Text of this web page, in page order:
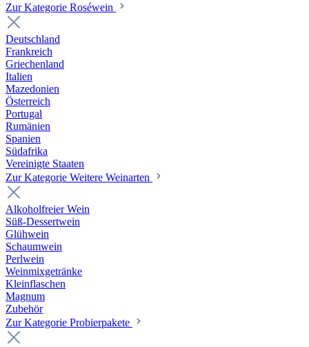
Zur Kategorie Roséwein
Deutschland
Frankreich
Griechenland
Italien
Mazedonien
Österreich
Portugal
Rumänien
Spanien
Südafrika
Vereinigte Staaten
Zur Kategorie Weitere Weinarten
Alkoholfreier Wein
Süß-Dessertwein
Glühwein
Schaumwein
Perlwein
Weinmixgetränke
Kleinflaschen
Magnum
Zubehör
Zur Kategorie Probierpakete